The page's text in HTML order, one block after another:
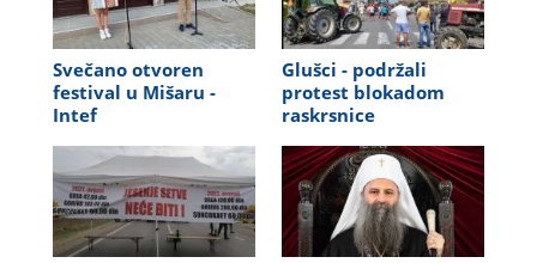
Svečano otvoren
festival u Mišaru -
Intef
Glušci - podržali
protest blokadom
raskrsnice